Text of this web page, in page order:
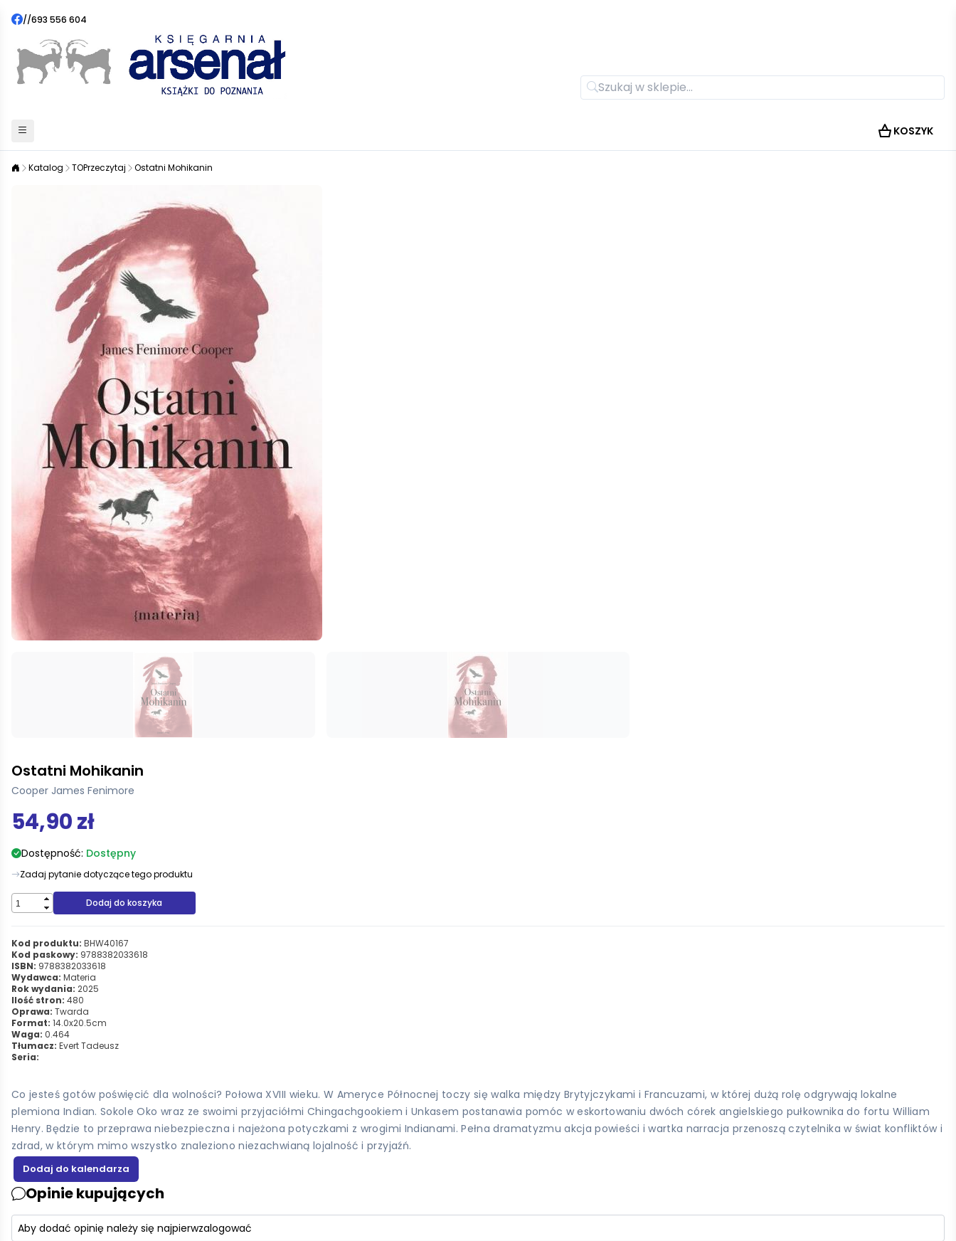
//693 556 604
KOSZYK
Katalog TOPrzeczytaj Ostatni Mohikanin
Ostatni Mohikanin
Cooper James Fenimore
54,90 zł
Dostępność: Dostępny
Zadaj pytanie dotyczące tego produktu
Dodaj do koszyka
Kod produktu: BHW40167
Kod paskowy: 9788382033618
ISBN: 9788382033618
Wydawca: Materia
Rok wydania: 2025
Ilość stron: 480
Oprawa: Twarda
Format: 14.0x20.5cm
Waga: 0.464
Tłumacz: Evert Tadeusz
Seria:
Co jesteś gotów poświęcić dla wolności? Połowa XVIII wieku. W Ameryce Północnej toczy się walka między Brytyjczykami i Francuzami, w której dużą rolę odgrywają lokalne
plemiona Indian. Sokole Oko wraz ze swoimi przyjaciółmi Chingachgookiem i Unkasem postanawia pomóc w eskortowaniu dwóch córek angielskiego pułkownika do fortu William
Henry. Będzie to przeprawa niebezpieczna i najeżona potyczkami z wrogimi Indianami. Pełna dramatyzmu akcja powieści i wartka narracja przenoszą czytelnika w świat konfliktów i
zdrad, w którym mimo wszystko znaleziono niezachwianą lojalność i przyjaźń.
Opinie kupujących
Aby dodać opinię należy się najpierwzalogować